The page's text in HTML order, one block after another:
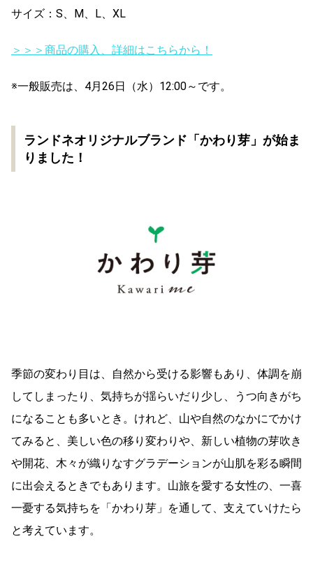
サイズ：S、M、L、XL
＞＞＞商品の購入、詳細はこちらから！
※一般販売は、4月26日（水）12:00～です。
ランドネオリジナルブランド「かわり芽」が始ま
りました！
季節の変わり目は、自然から受ける影響もあり、体調を崩
してしまったり、気持ちが揺らいだり少し、うつ向きがち
になることも多いとき。けれど、山や自然のなかにでかけ
てみると、美しい色の移り変わりや、新しい植物の芽吹き
や開花、木々が織りなすグラデーションが山肌を彩る瞬間
に出会えるときでもあります。山旅を愛する女性の、一喜
一憂する気持ちを「かわり芽」を通して、支えていけたら
と考えています。